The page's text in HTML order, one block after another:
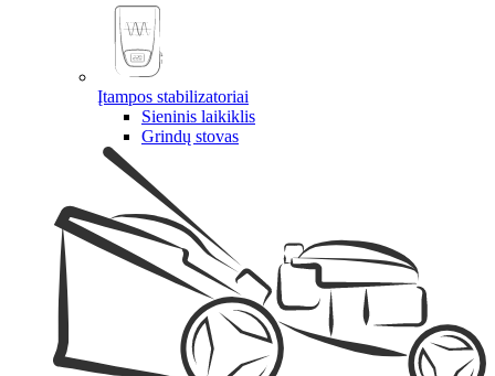
Įtampos stabilizatoriai
Sieninis laikiklis
Grindų stovas